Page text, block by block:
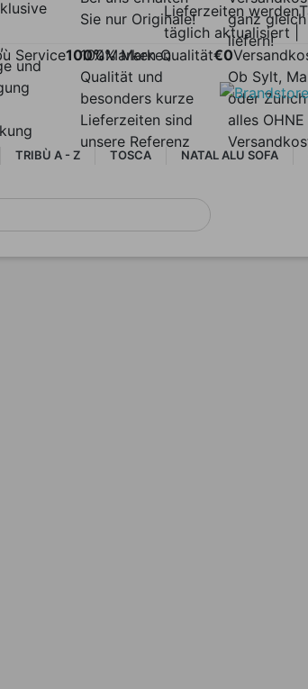
Lieferzeiten werden
täglich aktualisiert |
Service
und
100%Marken Qualität
Sie nur Originale!
100% Marken
Qualität und
besonders kurze
Lieferzeiten sind
unsere Referenz
€0
ganz
liefern!
Ob Sylt,
oder
alles OHNE
TRIBÙ A - Z TOSCA NATAL ALU SOFA